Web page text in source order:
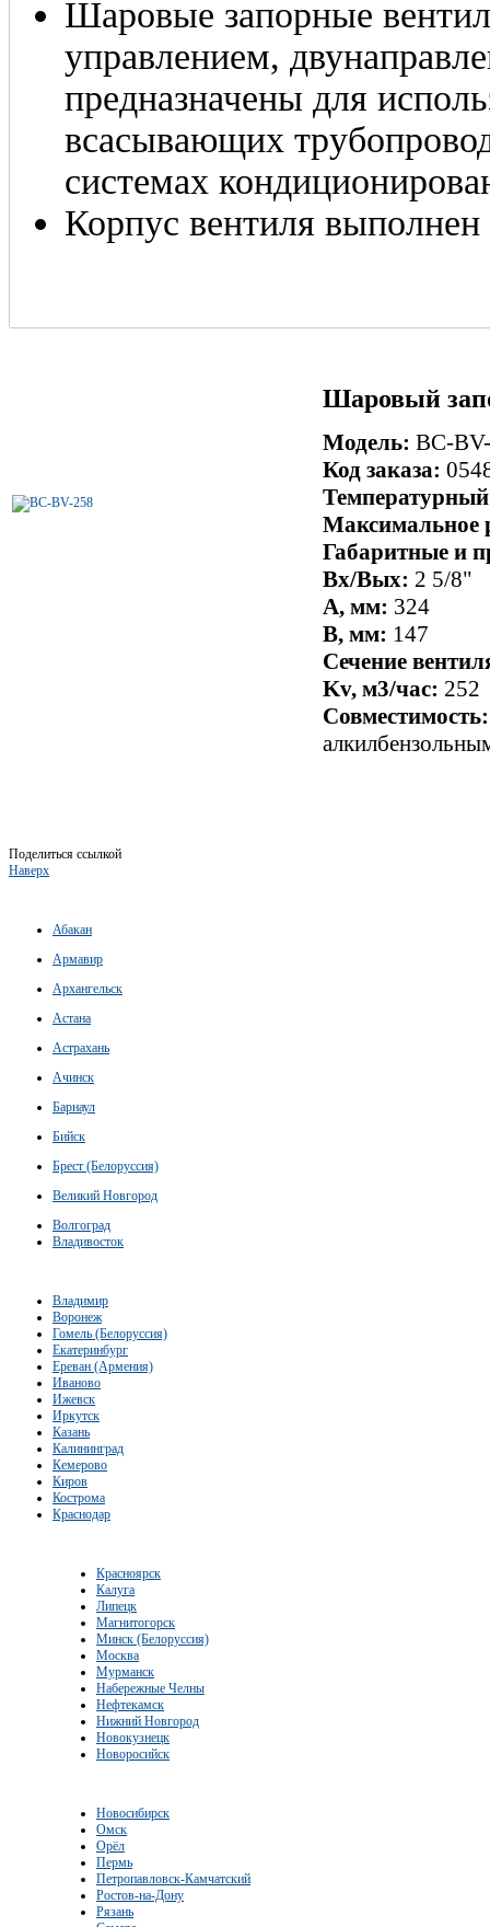
Шаровые запорные
управлением,
предназначены для
всасывающих
системах
Корпус вентиля
Шаровый
Модель: BC-
Код заказа:
Максимальное
Габаритные и
Вх/Вых: 2 5/8"
A, мм: 324
B, мм: 147
Сечение
Kv, м3/час: 252
Совместимость:
Поделиться ссылкой
Наверх
Абакан
Армавир
Архангельск
Астана
Астрахань
Ачинск
Барнаул
Бийск
Брест (Белоруссия)
Великий Новгород
Волгоград
Владивосток
Владимир
Воронеж
Гомель (Белоруссия)
Екатеринбург
Ереван (Армения)
Иваново
Ижевск
Иркутск
Казань
Калининград
Кемерово
Киров
Кострома
Краснодар
Красноярск
Калуга
Липецк
Магнитогорск
Минск (Белоруссия)
Москва
Мурманск
Набережные Челны
Нефтекамск
Нижний Новгород
Новокузнецк
Новоросийск
Новосибирск
Омск
Орёл
Пермь
Петропавловск-Камчатский
Ростов-на-Дону
Рязань